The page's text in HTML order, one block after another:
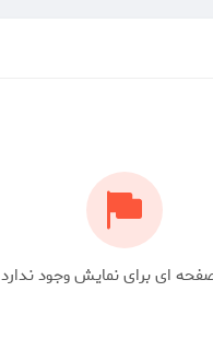
ای برای نمایش وجود ندارد